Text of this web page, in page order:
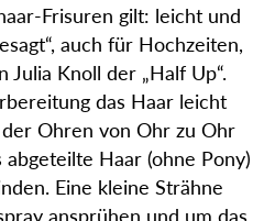
Frisuren gilt: leicht und
auch für Hochzeiten,
Julia Knoll der „Half Up“.
das Haar leicht
Ohren von Ohr zu Ohr
Haar (ohne Pony)
Eine kleine Strähne
ansprühen und um das